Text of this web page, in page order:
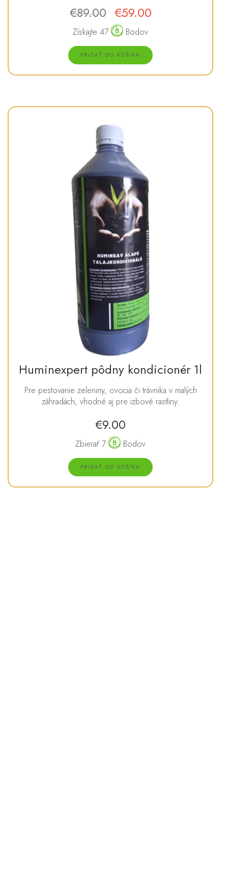
€89.00
Pôvodná
cena
bola:
€89.00.
€59.00
€59.00.
Získajte 47 Bodov
PRIDAŤ DO KOŠÍKA
Huminexpert pôdny kondicionér 1l
Pre pestovanie zeleniny, ovocia či trávnika v malých
záhradách, vhodné aj pre izbové rastliny.
€9.00
Zbierať 7 Bodov
PRIDAŤ DO KOŠÍKA